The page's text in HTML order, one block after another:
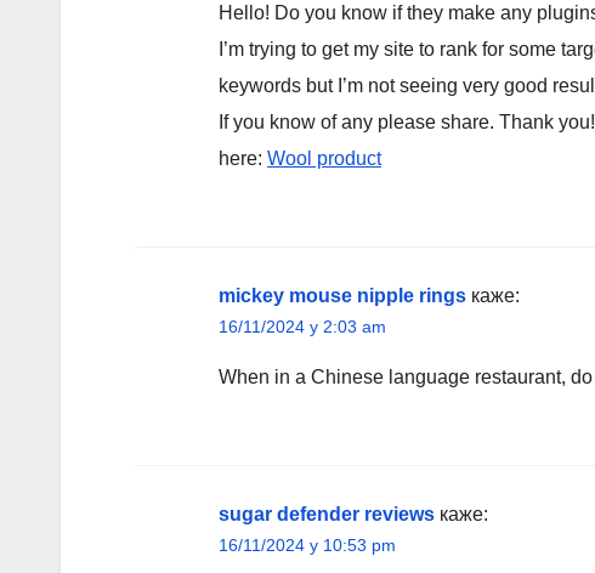
Hello! Do you know if they make any
I’m trying to get my site to rank for some
keywords but I’m not seeing very good
If you know of any please share. Thank
here: Wool product
mickey mouse nipple rings каже:
16/11/2024 у 2:03 am
When in a Chinese language restaurant,
sugar defender reviews каже:
16/11/2024 у 10:53 pm